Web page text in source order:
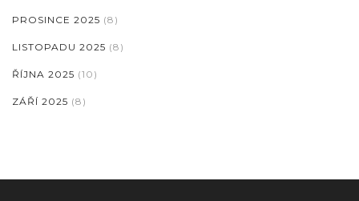
PROSINCE 2025 (8)
LISTOPADU 2025 (8)
ŘÍJNA 2025 (10)
ZÁŘÍ 2025 (8)